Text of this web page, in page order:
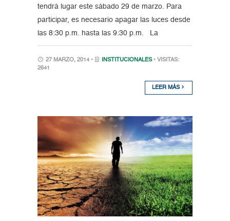
tendrá lugar este sábado 29 de marzo. Para
participar, es necesario apagar las luces desde
las 8:30 p.m. hasta las 9:30 p.m. La
27 MARZO, 2014 • INSTITUCIONALES • VISITAS:
2641
LEER MÁS